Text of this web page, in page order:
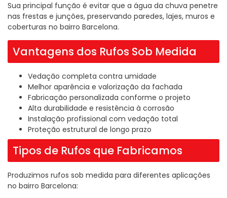
Sua principal função é evitar que a água da chuva penetre
nas frestas e junções, preservando paredes, lajes, muros e
coberturas no bairro Barcelona.
Vantagens dos Rufos Sob Medida
Vedação completa contra umidade
Melhor aparência e valorização da fachada
Fabricação personalizada conforme o projeto
Alta durabilidade e resistência à corrosão
Instalação profissional com vedação total
Proteção estrutural de longo prazo
Tipos de Rufos que Fabricamos
Produzimos rufos sob medida para diferentes aplicações
no bairro Barcelona: